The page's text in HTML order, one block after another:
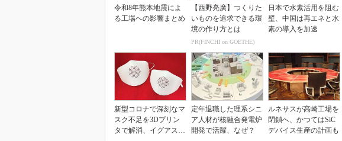
令和8年熊本地震によ
る工場への影響まとめ
【西野亮廣】つくりた
いものを追求できる環
境の作り方とは
PR(FINCHI on GOETHE)
日本で水素活用を阻む
壁、中国は再エネと水
素の導入を加速
新型コロナで深刻なマ
スク不足を3Dプリン
タで解消、イグアスが
定年退職した理系シニ
ア人材が核融合発電炉
開発で活躍、なぜ？
ルネサスが高崎工場を
閉鎖へ、かつてはSiC
デバイス生産の計画も